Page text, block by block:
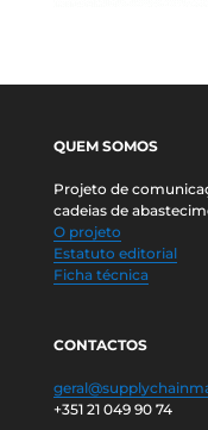
QUEM SOMOS
Projeto de
cadeias de
O projeto
Estatuto editorial
Ficha técnica
CONTACTOS
+351 21 049 90 74